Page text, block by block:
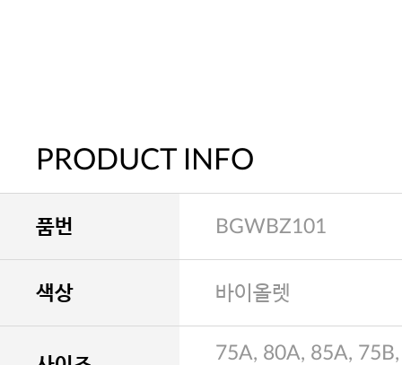
PRODUCT INFO
품번 BGWBZ101
색상 바이올렛
75A, 80A, 85A,